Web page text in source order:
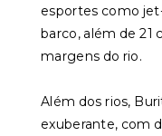
esportes como
barco, além de 21
margens do rio.
Além dos rios,
exuberante, com